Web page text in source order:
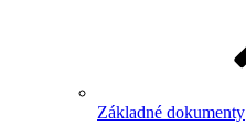
Základné dokumenty